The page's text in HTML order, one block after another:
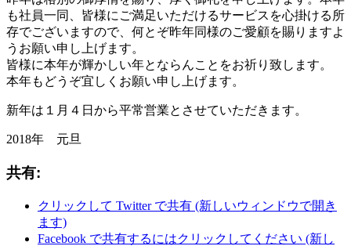
も社員一同、皆様にご満足いただけるサービスを心掛ける所
存でございますので、何とぞ昨年同様のご愛顧を賜りますよ
うお願い申し上げます。
皆様に本年が輝かしい年とならんことをお祈り致します。
本年もどうぞ宜しくお願い申し上げます。
新年は１月４日から平常営業とさせていただきます。
2018年 元旦
共有:
クリックして Twitter で共有 (新しいウィンドウで開き
ます)
Facebook で共有するにはクリックしてください (新し